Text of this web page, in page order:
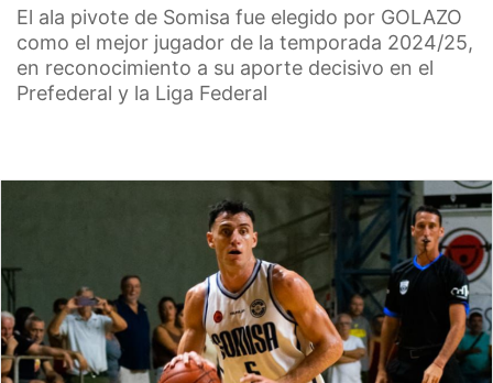
El ala pivote de Somisa fue elegido por GOLAZO
como el mejor jugador de la temporada 2024/25,
en reconocimiento a su aporte decisivo en el
Prefederal y la Liga Federal